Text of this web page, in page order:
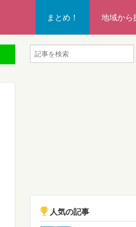
まとめ！ 地域から
秩父・飯
新座・朝
蕨・草加
人気の記事